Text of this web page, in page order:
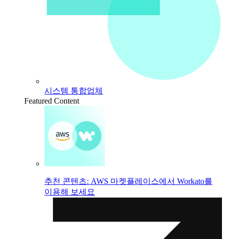
시스템 통합업체
Featured Content
추천 콘텐츠: AWS 마켓플레이스에서 Workato를
이용해 보세요